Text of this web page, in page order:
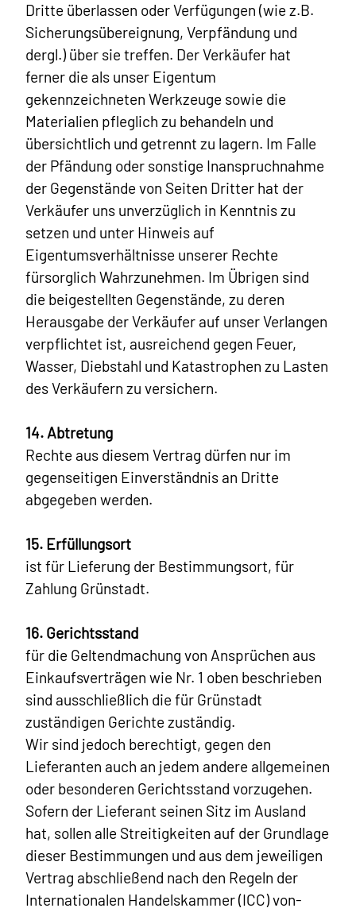
Dritte überlassen oder Verfügungen (wie z.B.
Sicherungsübereignung, Verpfändung und
dergl.) über sie treffen. Der Verkäufer hat
ferner die als unser Eigentum
gekennzeichneten Werkzeuge sowie die
Materialien pfleglich zu behandeln und
übersichtlich und getrennt zu lagern. Im Falle
der Pfändung oder sonstige Inanspruchnahme
der Gegenstände von Seiten Dritter hat der
Verkäufer uns unverzüglich in Kenntnis zu
setzen und unter Hinweis auf
Eigentumsverhältnisse unserer Rechte
fürsorglich Wahrzunehmen. Im Übrigen sind
die beigestellten Gegenstände, zu deren
Herausgabe der Verkäufer auf unser Verlangen
verpflichtet ist, ausreichend gegen Feuer,
Wasser, Diebstahl und Katastrophen zu Lasten
des Verkäufern zu versichern.
14. Abtretung
Rechte aus diesem Vertrag dürfen nur im
gegenseitigen Einverständnis an Dritte
abgegeben werden.
15. Erfüllungsort
ist für Lieferung der Bestimmungsort, für
Zahlung Grünstadt.
16. Gerichtsstand
für die Geltendmachung von Ansprüchen aus
Einkaufsverträgen wie Nr. 1 oben beschrieben
sind ausschließlich die für Grünstadt
zuständigen Gerichte zuständig.
Wir sind jedoch berechtigt, gegen den
Lieferanten auch an jedem andere allgemeinen
oder besonderen Gerichtsstand vorzugehen.
Sofern der Lieferant seinen Sitz im Ausland
hat, sollen alle Streitigkeiten auf der Grundlage
dieser Bestimmungen und aus dem jeweiligen
Vertrag abschließend nach den Regeln der
Internationalen Handelskammer (ICC) von-